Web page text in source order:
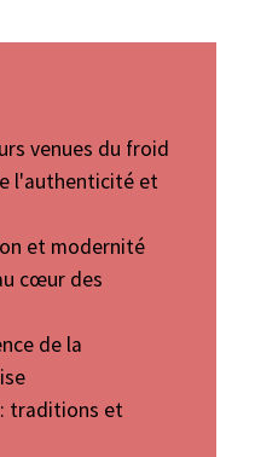
venues du froid
l'authenticité et
et modernité
cœur des
de la
traditions et